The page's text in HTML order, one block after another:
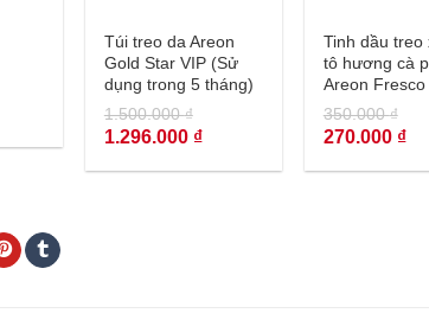
Túi treo da Areon
Gold Star VIP (Sử
dụng trong 5 tháng)
1.500.000₫
Giá
gốc
1.500.000 ₫.
1.296.000 ₫Giá
hiện
là:
Tinh dầu treo
tô hương cà
Areon Fresco
Coffee
350.000₫
Giá
gốc
350.000 ₫.
270.000 ₫Giá
hiện
là: